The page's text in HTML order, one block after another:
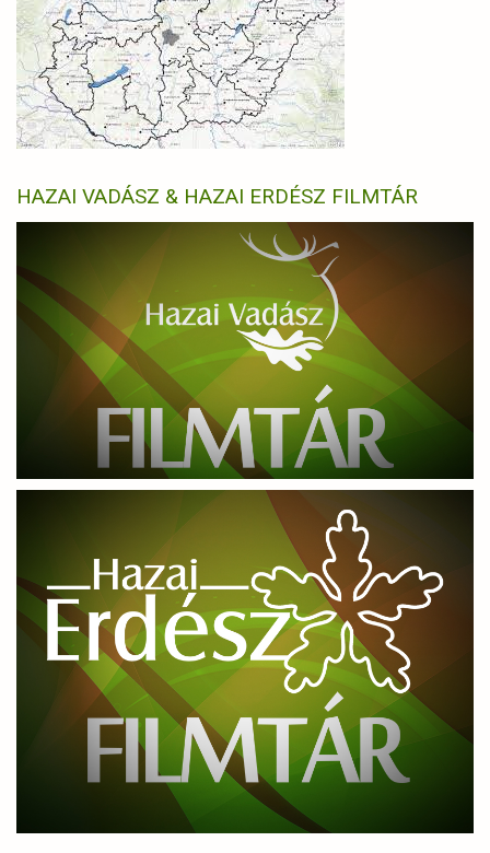
HAZAI VADÁSZ & HAZAI ERDÉSZ FILMTÁR